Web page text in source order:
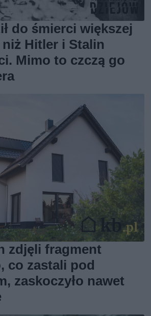
do śmierci większej
Hitler i Stalin
Mimo to czczą go
zdjęli fragment
co zastali pod
zaskoczyło nawet